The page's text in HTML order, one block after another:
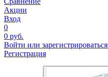
Акции
Вход
0
0 руб.
Войти или зарегистрироваться
Регистрация